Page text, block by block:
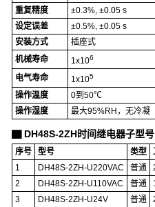
重复精度
±0.3%, ±0.05 s
设定误差
±0.5%, ±0.05 s
安装方式
插座式
机械寿命
1x106
电气寿命 1x105
操作温度
0到50℃
操作湿度
最大95%RH，无冷凝
DH48S-2ZH时间继电器子型号
序号 型号 类型
1
DH48S-2ZH-U220VAC 普通
2
DH48S-2ZH-U110VAC 普通
3
DH48S-2ZH-U24V 普通